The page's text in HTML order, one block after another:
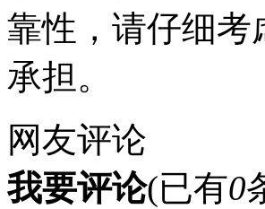
靠性，请仔细考
承担。
网友评论
我要评论(已有0